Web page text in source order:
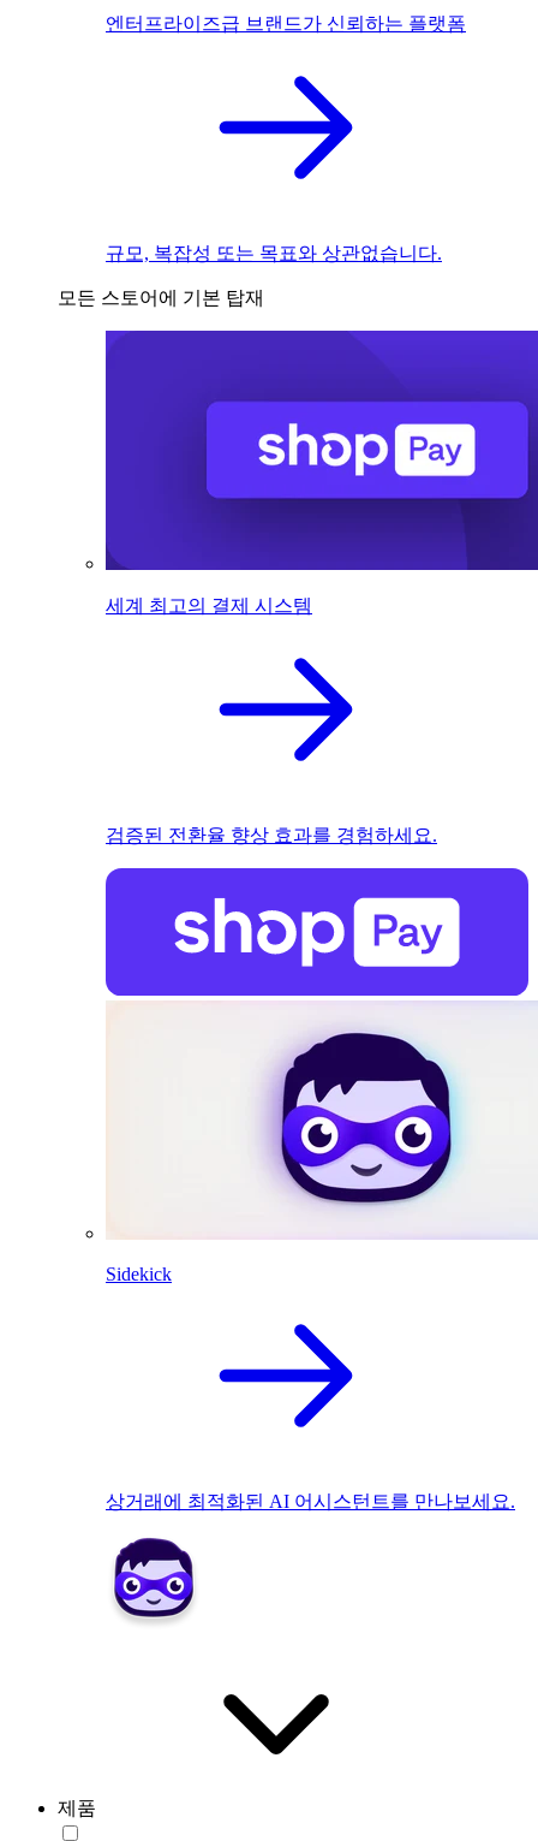
엔터프라이즈급 브랜드가 신뢰하는 플랫폼
규모, 복잡성 또는 목표와 상관없습니다.
모든 스토어에 기본 탑재
세계 최고의 결제 시스템
검증된 전환율 향상 효과를 경험하세요.
Sidekick
상거래에 최적화된 AI 어시스턴트를 만나보세요.
제품